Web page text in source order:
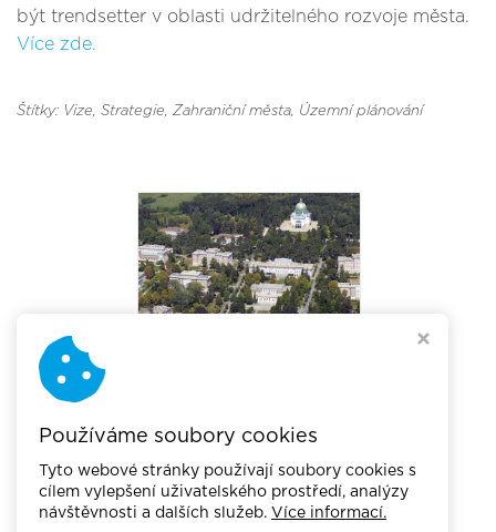
být trendsetter v oblasti udržitelného rozvoje města.
Více zde.
Štítky: Vize, Strategie, Zahraniční města, Územní plánování
Používáme soubory cookies
Tyto webové stránky používají soubory cookies s
cílem vylepšení uživatelského prostředí, analýzy
návštěvnosti a dalších služeb. Více informací.